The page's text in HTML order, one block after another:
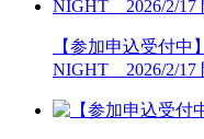
【参加申込受付
NIGHT 2026/2/17